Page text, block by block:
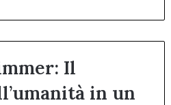
Il
in un